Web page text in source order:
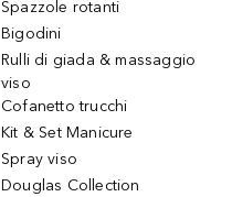
Spazzole rotanti
Bigodini
Rulli di giada & massaggio
viso
Cofanetto trucchi
Kit & Set Manicure
Spray viso
Douglas Collection